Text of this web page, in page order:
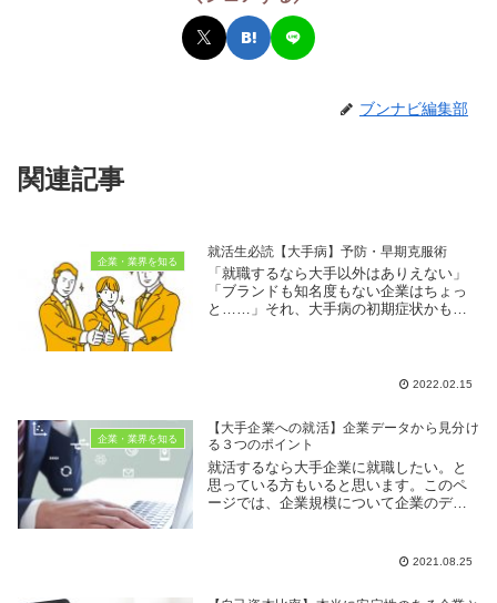
ブンナビ編集部
関連記事
企業・業界を知る
就活生必読【大手病】予防・早期克服術
「就職するなら大手以外はありえない」
「ブランドも知名度もない企業はちょっ
と……」それ、大手病の初期症状かも。
も……。就活において必要な考え方を学
2022.02.15
企業・業界を知る
【大手企業への就活】企業データから見分け
る３つのポイント
就活するなら大手企業に就職したい。と
思っている方もいると思います。このペ
ージでは、企業規模について企業のデー
上でも知っておきたい内容なので是非チ
2021.08.25